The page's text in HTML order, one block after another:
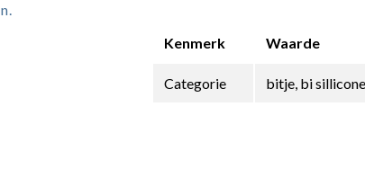
Kenmerk Waarde
Categorie bitje, bi